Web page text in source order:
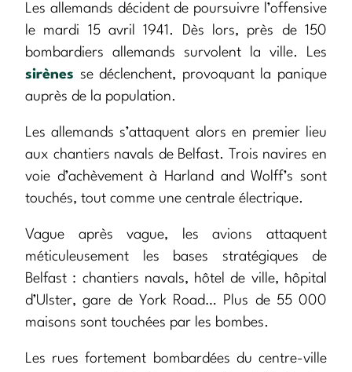
Les allemands décident de poursuivre l’offensive
le mardi 15 avril 1941. Dès lors, près de 150
bombardiers allemands survolent la ville. Les
sirènes se déclenchent, provoquant la panique
auprès de la population.
Les allemands s’attaquent alors en premier lieu
aux chantiers navals de Belfast. Trois navires en
voie d’achèvement à Harland and Wolff’s sont
touchés, tout comme une centrale électrique.
Vague après vague, les avions attaquent
méticuleusement les bases stratégiques de
Belfast : chantiers navals, hôtel de ville, hôpital
d’Ulster, gare de York Road… Plus de 55 000
maisons sont touchées par les bombes.
Les rues fortement bombardées du centre-ville